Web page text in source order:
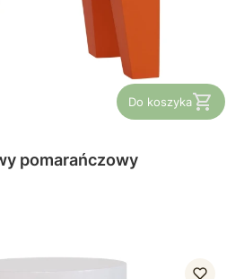
Do koszyka
pomarańczowy